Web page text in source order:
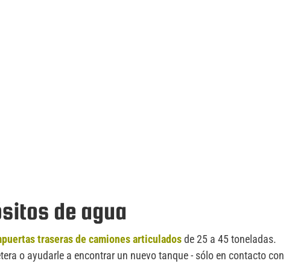
de agua
traseras de camiones articuladosde 25 a 45 toneladas.
o ayudarle a encontrar un nuevo tanque - sólo en contacto con